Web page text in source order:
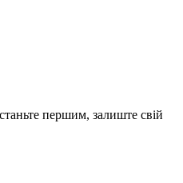
першим, залиште свій